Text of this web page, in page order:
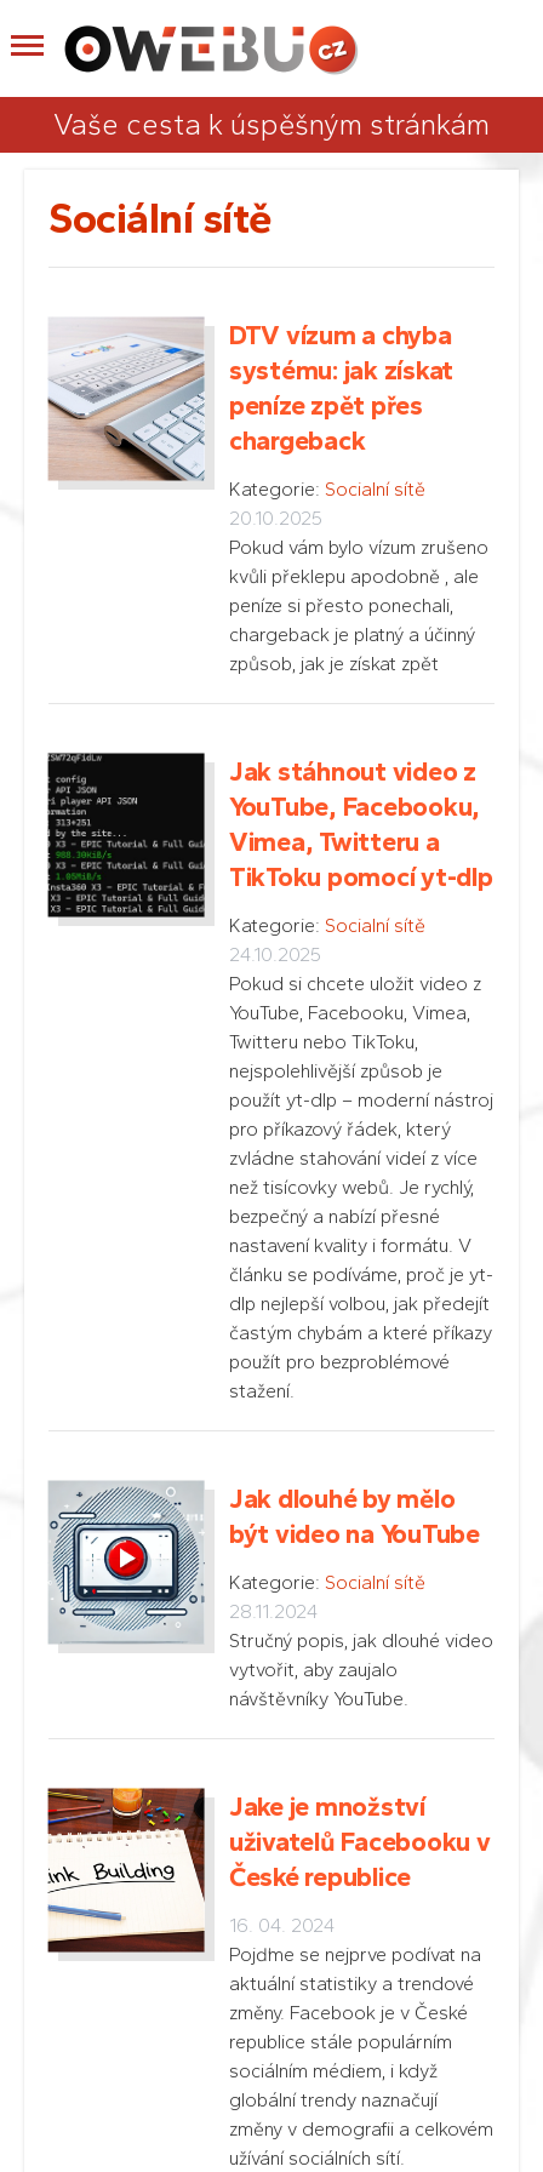
Vaše cesta k úspěšným stránkám
Sociální sítě
DTV vízum a chyba
systému: jak získat
peníze zpět přes
chargeback
Kategorie: Socialní sítě
20.10.2025
Pokud vám bylo vízum zrušeno
kvůli překlepu apodobně , ale
peníze si přesto ponechali,
chargeback je platný a účinný
způsob, jak je získat zpět
Jak stáhnout video z
YouTube, Facebooku,
Vimea, Twitteru a
TikToku pomocí yt-dlp
Kategorie: Socialní sítě
24.10.2025
Pokud si chcete uložit video z
YouTube, Facebooku, Vimea,
Twitteru nebo TikToku,
nejspolehlivější způsob je
použít yt-dlp – moderní nástroj
pro příkazový řádek, který
zvládne stahování videí z více
než tisícovky webů. Je rychlý,
bezpečný a nabízí přesné
nastavení kvality i formátu. V
článku se podíváme, proč je yt-
dlp nejlepší volbou, jak předejít
častým chybám a které příkazy
použít pro bezproblémové
stažení.
Jak dlouhé by mělo
být video na YouTube
Kategorie: Socialní sítě
28.11.2024
Stručný popis, jak dlouhé video
vytvořit, aby zaujalo
návštěvníky YouTube.
Jake je množství
uživatelů Facebooku v
České republice
16. 04. 2024
Pojďme se nejprve podívat na
aktuální statistiky a trendové
změny. Facebook je v České
republice stále populárním
sociálním médiem, i když
globální trendy naznačují
změny v demografii a celkovém
užívání sociálních sítí.